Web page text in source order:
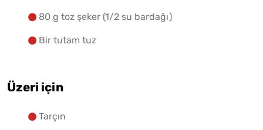
80 g toz şeker (1/2 su bardağı)
Bir tutam tuz
Üzeri için
Tarçın